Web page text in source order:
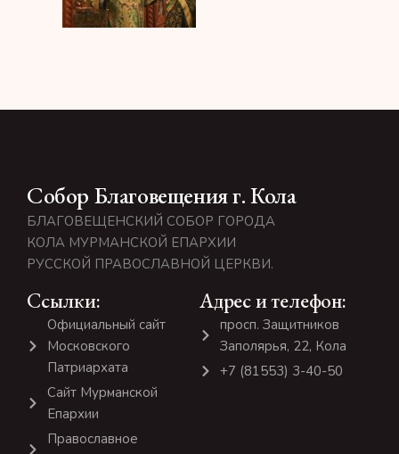
Собор Благовещения г. Кола
БЛАГОВЕЩЕНСКИЙ СОБОР ГОРОДА
КОЛА МУРМАНСКОЙ ЕПАРХИИ
РУССКОЙ ПРАВОСЛАВНОЙ ЦЕРКВИ.
Ссылки:
Официальный сайт
Московского
Патриархата
Сайт Мурманской
Епархии
Православное
Адрес и телефон:
просп. Защитников
Заполярья, 22, Кола
+7 (81553) 3-40-50